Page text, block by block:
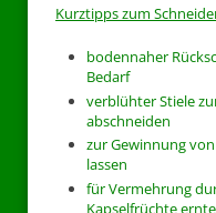
Kurztipps zum
bodennaher
Bedarf
verblühter Stiele
abschneiden
zur Gewinnung
lassen
für Vermehrung
Kapselfrüchte